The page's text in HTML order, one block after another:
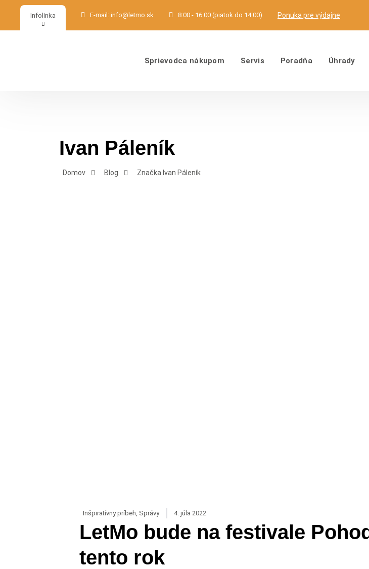
Infolinka E-mail: info@letmo.sk 8:00 - 16:00 (piatok do 14:00) Ponuka pre výdajne
Sprievodca nákupom Servis Poradňa Úhrady
Ivan Páleník
Domov Blog Značka Ivan Páleník
Inšpiratívny príbeh Správy 4. júla 2022
LetMo bude na festivale
tento rok